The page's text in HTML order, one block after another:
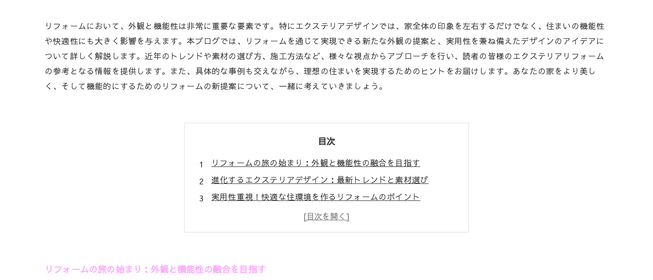
リフォームにおいて、外観と機能性は非常に重要な要素です。特にエクステリアデザインでは、家全体の印象を左右するだけでなく、住まいの機能性
や快適性にも大きく影響を与えます。本ブログでは、リフォームを通じて実現できる新たな外観の提案と、実用性を兼ね備えたデザインのアイデアに
ついて詳しく解説します。近年のトレンドや素材の選び方、施工方法など、様々な視点からアプローチを行い、読者の皆様のエクステリアリフォーム
の参考となる情報を提供します。また、具体的な事例も交えながら、理想の住まいを実現するためのヒントをお届けします。あなたの家をより美し
く、そして機能的にするためのリフォームの新提案について、一緒に考えていきましょう。
目次
リフォームの旅の始まり：外観と機能性の融合を目指す
進化するエクステリアデザイン：最新トレンドと素材選び
実用性重視！快適な住環境を作るリフォームのポイント
具体例紹介：理想の外観を実現した成功事例
あなたの家を変える！エクステリアリフォームの新提案
未来の住まい：美しさと機能性を兼ね備えたリフォームのまとめ
リフォームの旅の始まり：外観と機能性の融合を目指す